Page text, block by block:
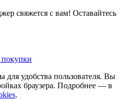
свяжется с вам! Оставайтесь
для удобства пользователя. Вы
браузера. Подробнее — в
.